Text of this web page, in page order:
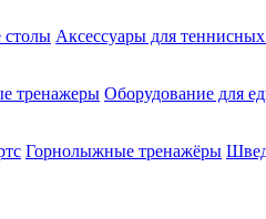
столы Аксессуары для
тренажеры Оборудование для
Горнолыжные тренажёры